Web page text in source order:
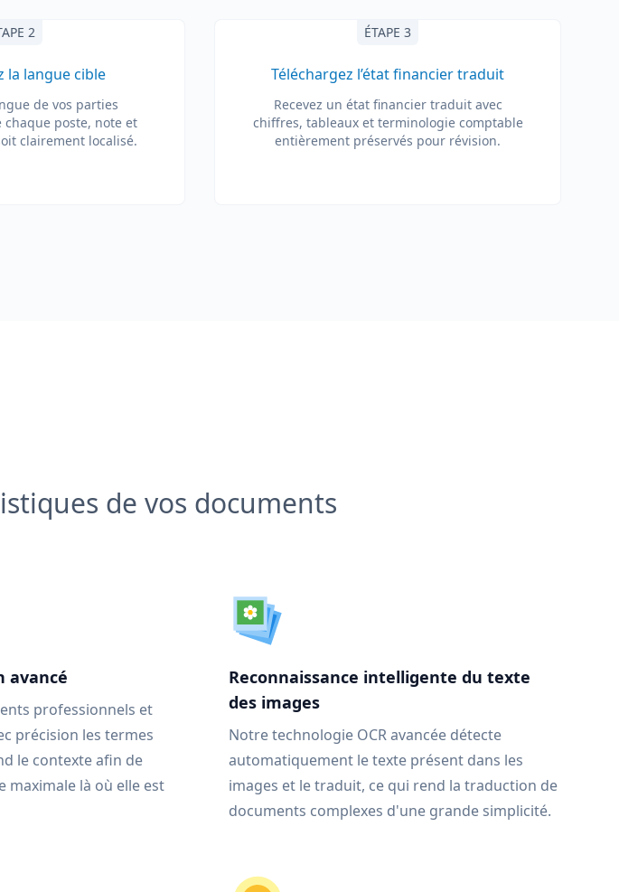
2
la langue cible
de vos parties
poste, note et
clairement localisé.
ÉTAPE 3
Téléchargez l’état financier traduit
Recevez un état financier traduit avec
chiffres, tableaux et terminologie comptable
entièrement préservés pour révision.
de vos documents
avancé
professionnels et
précision les termes
le contexte afin de
maximale là où elle est
Reconnaissance intelligente du texte
des images
Notre technologie OCR avancée détecte
automatiquement le texte présent dans les
images et le traduit, ce qui rend la traduction de
documents complexes d'une grande simplicité.